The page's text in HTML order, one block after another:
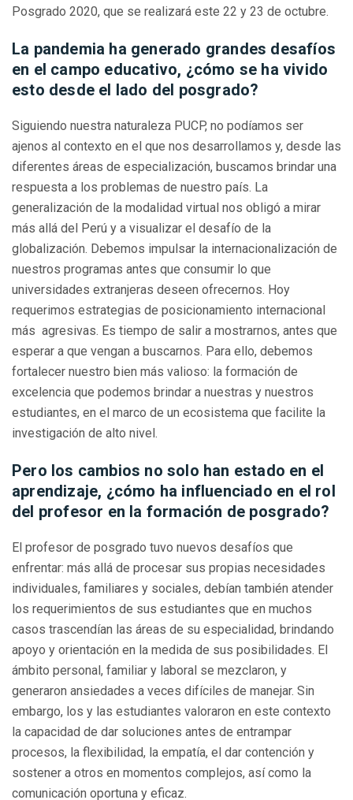
Posgrado 2020, que se realizará este 22 y 23 de octubre.
La pandemia ha generado grandes desafíos
en el campo educativo, ¿cómo se ha vivido
esto desde el lado del posgrado?
Siguiendo nuestra naturaleza PUCP, no podíamos ser
ajenos al contexto en el que nos desarrollamos y, desde las
diferentes áreas de especialización, buscamos brindar una
respuesta a los problemas de nuestro país. La
generalización de la modalidad virtual nos obligó a mirar
más allá del Perú y a visualizar el desafío de la
globalización. Debemos impulsar la internacionalización de
nuestros programas antes que consumir lo que
universidades extranjeras deseen ofrecernos. Hoy
requerimos estrategias de posicionamiento internacional
más agresivas. Es tiempo de salir a mostrarnos, antes que
esperar a que vengan a buscarnos. Para ello, debemos
fortalecer nuestro bien más valioso: la formación de
excelencia que podemos brindar a nuestras y nuestros
estudiantes, en el marco de un ecosistema que facilite la
investigación de alto nivel.
Pero los cambios no solo han estado en el
aprendizaje, ¿cómo ha influenciado en el rol
del profesor en la formación de posgrado?
El profesor de posgrado tuvo nuevos desafíos que
enfrentar: más allá de procesar sus propias necesidades
individuales, familiares y sociales, debían también atender
los requerimientos de sus estudiantes que en muchos
casos trascendían las áreas de su especialidad, brindando
apoyo y orientación en la medida de sus posibilidades. El
ámbito personal, familiar y laboral se mezclaron, y
generaron ansiedades a veces difíciles de manejar. Sin
embargo, los y las estudiantes valoraron en este contexto
la capacidad de dar soluciones antes de entrampar
procesos, la flexibilidad, la empatía, el dar contención y
sostener a otros en momentos complejos, así como la
comunicación oportuna y eficaz.